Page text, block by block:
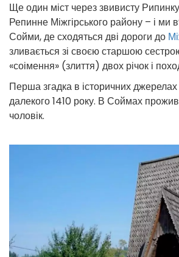
Ще один міст через звивисту
Репинне Міжгірського району – і ми
Сойми, де сходяться дві дороги до
зливається зі своєю старшою
«соімення» (злиття) двох річок і
Перша згадка в історичних
далекого 1410 року. В Соймах
чоловік.